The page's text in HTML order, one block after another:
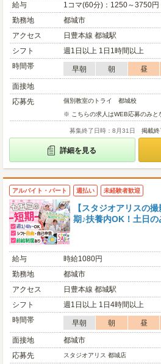
給与
1コマ(60分)：1250～3750円
勤務地
都城市
アクセス
日豊本線 都城駅
シフト
週1日以上 1日1時間以上
時間帯
早朝 朝 昼
面接地
応募先
個別教室のトライ 都城校
※ こちらの求人はWEB応募のみと
募集終了日時：8月31日 掲載終
詳細を見る
アルバイト・パート 週払い 未経験者歓迎
【スタジオアリスの
期♪扶養内OK！土日
給与
時給1080円
勤務地
都城市
アクセス
日豊本線 都城駅
シフト
週1日以上 1日4時間以上
時間帯
早朝 朝 昼
面接地
都城市
応募先
スタジオアリス 都城店